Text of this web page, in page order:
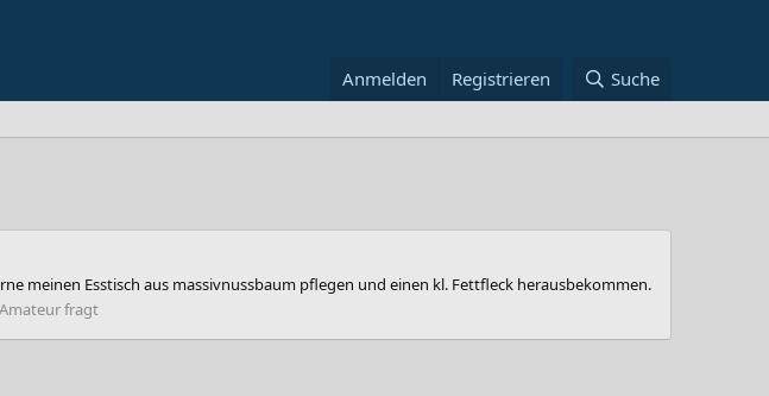
Anmelden Registrieren Suche
meinen Esstisch aus massivnussbaum pflegen und einen kl. Fettfleck herausbekommen.
Amateur fragt